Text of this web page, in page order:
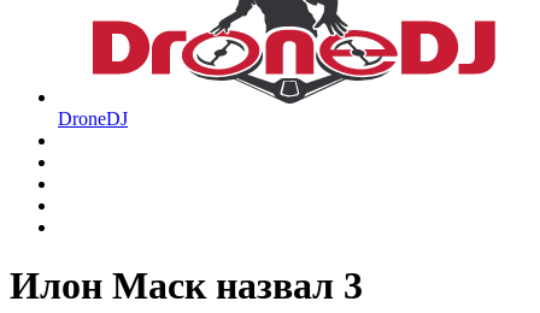
DroneDJ
Илон Маск назвал 3